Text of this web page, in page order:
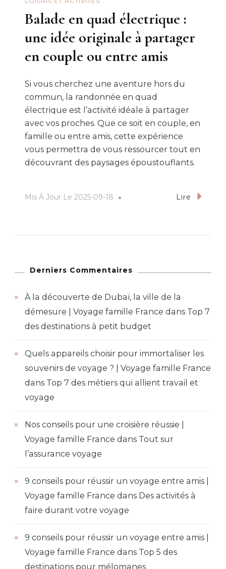
Balade en quad électrique :
une idée originale à partager
en couple ou entre amis
Si vous cherchez une aventure hors du
commun, la randonnée en quad
électrique est l’activité idéale à partager
avec vos proches. Que ce soit en couple, en
famille ou entre amis, cette expérience
vous permettra de vous ressourcer tout en
découvrant des paysages époustouflants.
Mis À Jour Le 2025-09-18 Lire
Derniers Commentaires
À la découverte de Dubaï, la ville de la
démesure | Voyage famille France dans Top 7
des destinations à petit budget
Quels appareils choisir pour immortaliser les
souvenirs de voyage ? | Voyage famille France
dans Top 7 des métiers qui allient travail et
voyage
Nos conseils pour une croisière réussie |
Voyage famille France dans Tout sur
l’assurance voyage
9 conseils pour réussir un voyage entre amis |
Voyage famille France dans Des activités à
faire durant votre voyage
9 conseils pour réussir un voyage entre amis |
Voyage famille France dans Top 5 des
destinations pour mélomanes